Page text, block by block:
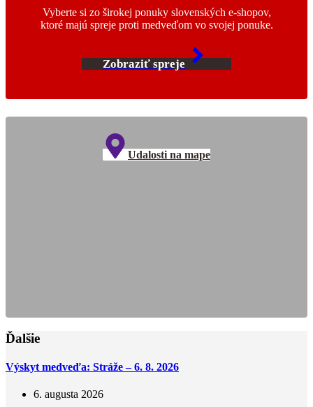
Vyberte si zo širokej ponuky slovenských e-shopov,
ktoré majú spreje proti medveďom vo svojej ponuke.
Zobraziť spreje
Udalosti na mape
Ďalšie
Výskyt medveďa: Stráže – 6. 8. 2026
6. augusta 2026